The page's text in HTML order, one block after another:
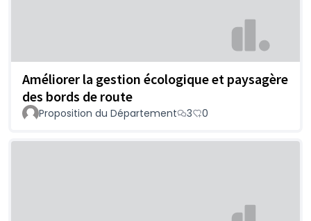
Améliorer la gestion écologique et paysagère
des bords de route
Proposition du Département 3 0